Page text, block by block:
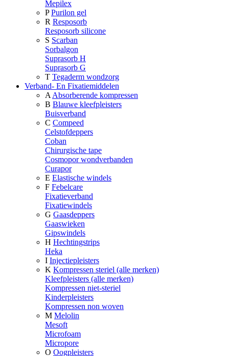
Mepilex
P Purilon gel
R Resposorb
Resposorb silicone
S Scarban
Sorbalgon
Suprasorb H
Suprasorb G
T Tegaderm wondzorg
Verband- En Fixatiemiddelen
A Absorberende kompressen
B Blauwe kleefpleisters
Buisverband
C Compeed
Celstofdeppers
Coban
Chirurgische tape
Cosmopor wondverbanden
Curapor
E Elastische windels
F Febelcare
Fixatieverband
Fixatiewindels
G Gaasdeppers
Gaaswieken
Gipswindels
H Hechtingstrips
Heka
I Injectiepleisters
K Kompressen steriel (alle merken)
Kleefpleisters (alle merken)
Kompressen niet-steriel
Kinderpleisters
Kompressen non woven
M Melolin
Mesoft
Microfoam
Micropore
O Oogpleisters